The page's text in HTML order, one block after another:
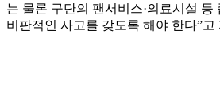
는 물론 구단의 팬서비스·의료시설 등
비판적인 사고를 갖도록 해야 한다”고